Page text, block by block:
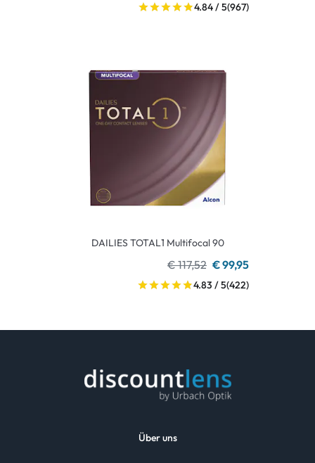
4.84 / 5(967)
DAILIES TOTAL1 Multifocal 90
€ 117,52 € 99,95
4.83 / 5(422)
Über uns